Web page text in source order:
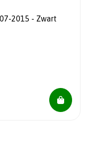
2007-2015 - Zwart